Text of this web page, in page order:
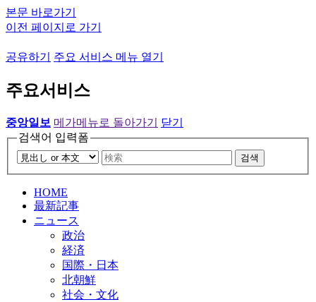
본문 바로가기
이전 페이지로 가기
공유하기 주요 서비스 메뉴 열기
주요서비스
중앙일보 메가메뉴로 돌아가기
닫기
검색어 입력폼
검색
HOME
最新記事
ニュース
政治
経済
国際・日本
北朝鮮
社会・文化